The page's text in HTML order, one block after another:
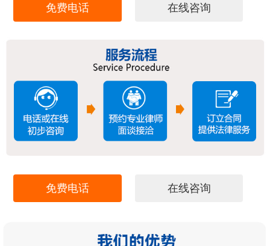
免费电话 在线咨询
免费电话 在线咨询